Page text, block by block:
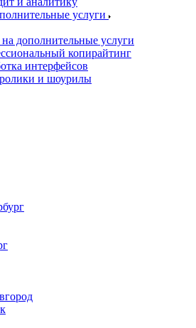
услуги
дополнительные услуги
копирайтинг
интерфейсов
и шоурилы